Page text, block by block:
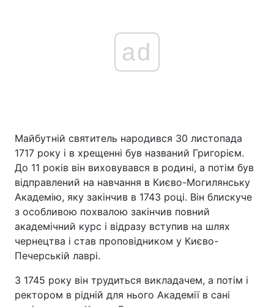
ad
Майбутній святитель народився 30 листопада
1717 року і в хрещенні був названий Григорієм.
До 11 років він виховувався в родині, а потім був
відправлений на навчання в Києво-Могилянську
Академію, яку закінчив в 1743 році. Він блискуче
з особливою похвалою закінчив повний
академічний курс і відразу вступив на шлях
чернецтва і став проповідником у Києво-
Печерській лаврі.
З 1745 року він трудиться викладачем, а потім і
ректором в рідній для нього Академії в сані